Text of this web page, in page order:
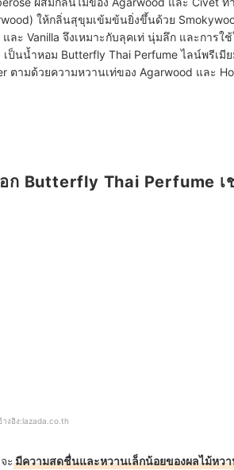
ให้กลิ่นสุขุมเข้มข้นยิ่งขึ้นด้วย
ละ Vanilla จึงเหมาะกับลุคเท่ นุ่มลึก และการใ
เป็นน้ำหอม Butterfly Thai Perfume ไลน์พรีเมี
ตามด้วยความหวานเท่ของ Agarwood และ
ก Butterfly Thai Perfume เ
างอิง:lazada.co.th
ะมีความสดชื่นและหวานเล็กน้อยของผลไม้หวา